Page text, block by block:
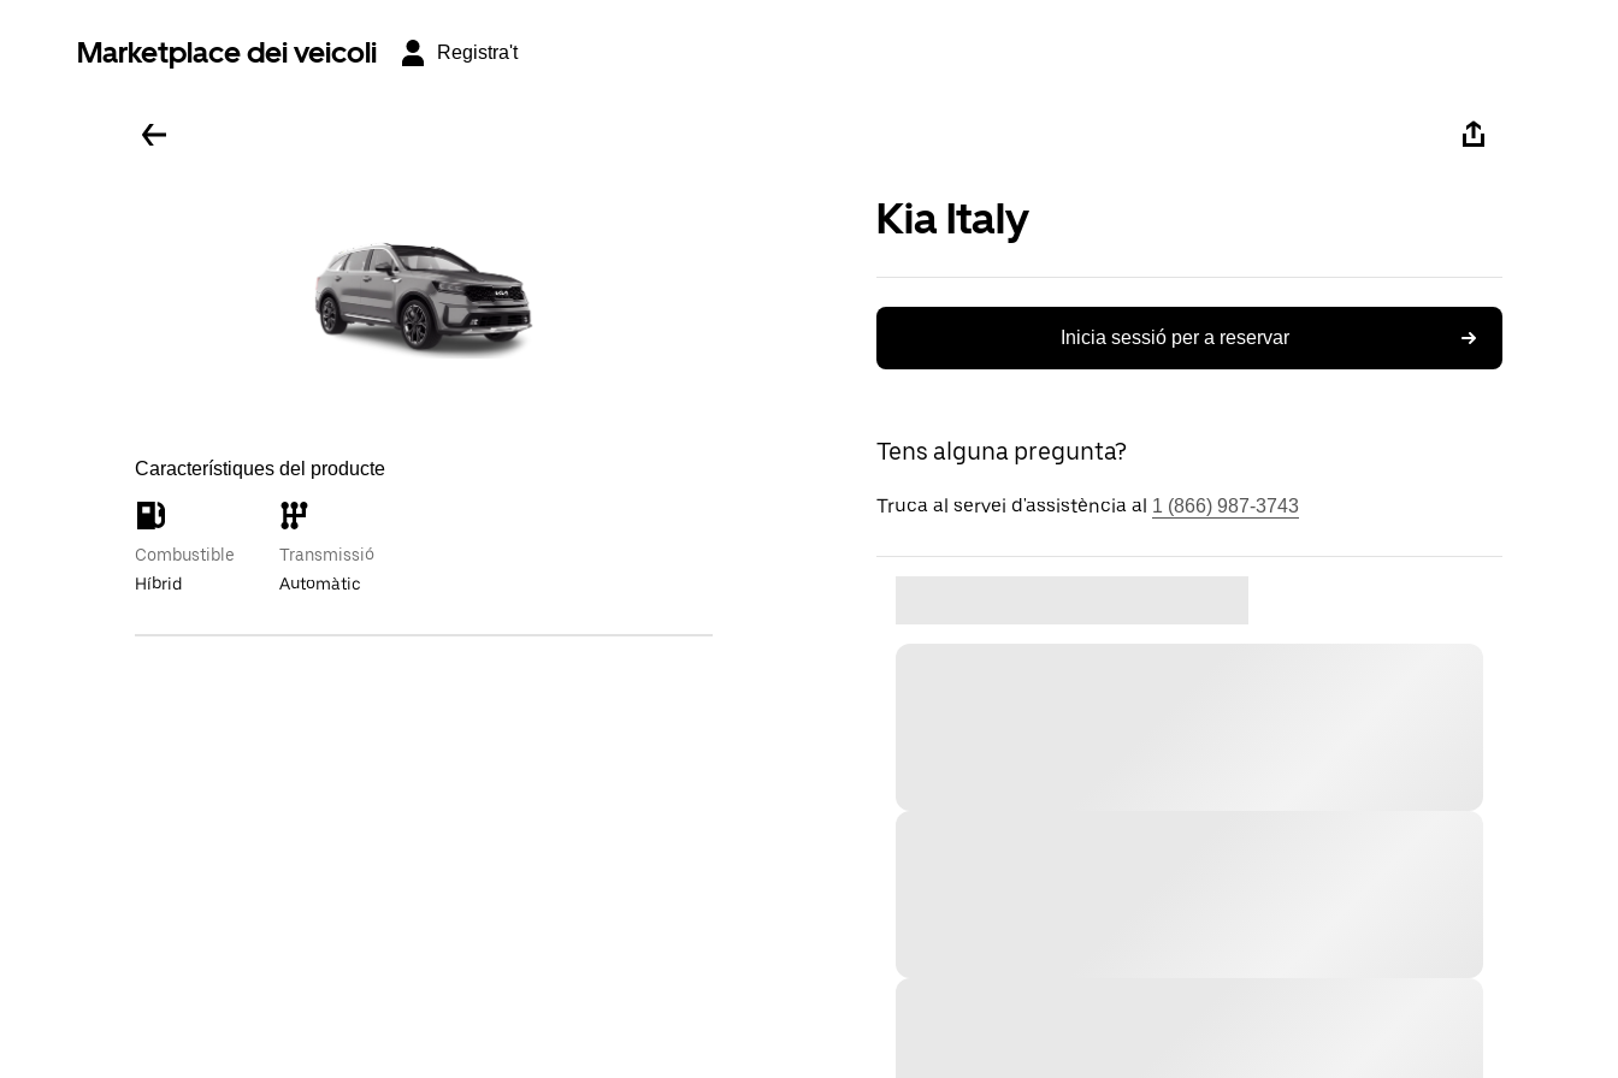
Marketplace dei veicoli Registra't
Característiques del producte
Combustible
Híbrid
Transmissió
Automàtic
Kia Italy
Inicia sessió per a reservar
Tens alguna pregunta?
Truca al servei d'assistència al 1 (866) 987-3743